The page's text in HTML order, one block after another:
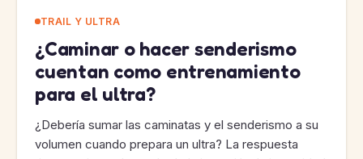
TRAIL Y ULTRA
¿Caminar o hacer senderismo
cuentan como entrenamiento
para el ultra?
¿Debería sumar las caminatas y el senderismo a su
volumen cuando prepara un ultra? La respuesta